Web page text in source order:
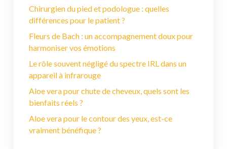
Chirurgien du pied et podologue : quelles
différences pour le patient ?
Fleurs de Bach : un accompagnement doux pour
harmoniser vos émotions
Le rôle souvent négligé du spectre IRL dans un
appareil à infrarouge
Aloe vera pour chute de cheveux, quels sont les
bienfaits réels ?
Aloe vera pour le contour des yeux, est-ce
vraiment bénéfique ?